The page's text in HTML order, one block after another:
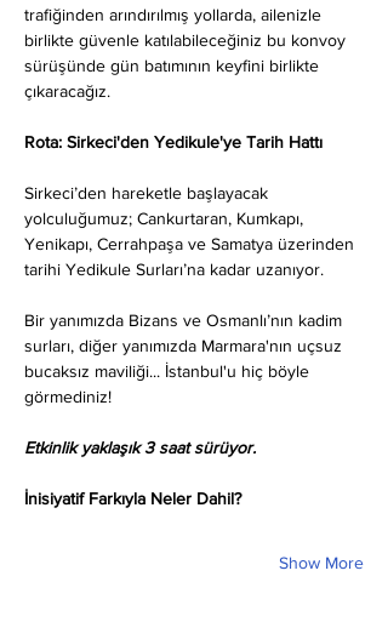
trafiğinden arındırılmış yollarda, ailenizle
birlikte güvenle katılabileceğiniz bu konvoy
sürüşünde gün batımının keyfini birlikte
çıkaracağız.
Rota: Sirkeci'den Yedikule'ye Tarih Hattı
Sirkeci’den hareketle başlayacak
yolculuğumuz; Cankurtaran, Kumkapı,
Yenikapı, Cerrahpaşa ve Samatya üzerinden
tarihi Yedikule Surları’na kadar uzanıyor.
Bir yanımızda Bizans ve Osmanlı’nın kadim
surları, diğer yanımızda Marmara'nın uçsuz
bucaksız maviliği... İstanbul'u hiç böyle
görmediniz!
Etkinlik yaklaşık 3 saat sürüyor.
İnisiyatif Farkıyla Neler Dahil?
Show More